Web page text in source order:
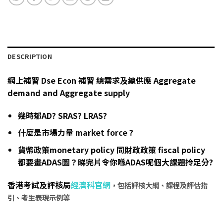
DESCRIPTION
網上補習 Dse Econ 補習 總需求及總供應 Aggregate
demand and Aggregate supply
幾時郁AD? SRAS? LRAS?
什麼是市場力量 market force ?
貨幣政策monetary policy 同財政政策 fiscal policy
都要畫ADAS圖？睇完片令你喺ADAS呢個大課題拎足分?
香港考試及評核局經濟科官網 ，包括評核大綱、課程及評估指
引、考生表現示例等